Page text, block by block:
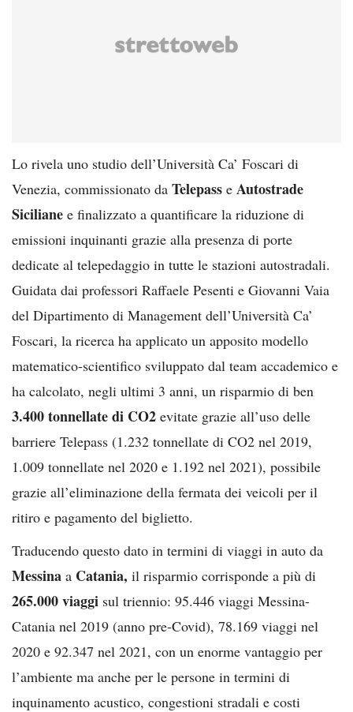
Lo rivela uno studio dell’Università Ca’ Foscari di
Venezia, commissionato da Telepass e Autostrade
Siciliane e finalizzato a quantificare la riduzione di
emissioni inquinanti grazie alla presenza di porte
dedicate al telepedaggio in tutte le stazioni autostradali.
Guidata dai professori Raffaele Pesenti e Giovanni Vaia
del Dipartimento di Management dell’Università Ca’
Foscari, la ricerca ha applicato un apposito modello
matematico-scientifico sviluppato dal team accademico e
ha calcolato, negli ultimi 3 anni, un risparmio di ben
3.400 tonnellate di CO2 evitate grazie all’uso delle
barriere Telepass (1.232 tonnellate di CO2 nel 2019,
1.009 tonnellate nel 2020 e 1.192 nel 2021), possibile
grazie all’eliminazione della fermata dei veicoli per il
ritiro e pagamento del biglietto.
Traducendo questo dato in termini di viaggi in auto da
Messina a Catania, il risparmio corrisponde a più di
265.000 viaggi sul triennio: 95.446 viaggi Messina-
Catania nel 2019 (anno pre-Covid), 78.169 viaggi nel
2020 e 92.347 nel 2021, con un enorme vantaggio per
l’ambiente ma anche per le persone in termini di
inquinamento acustico, congestioni stradali e costi